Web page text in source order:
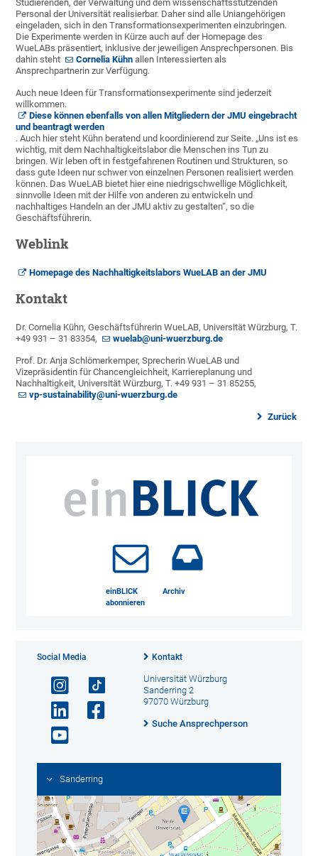
Studierenden, der Verwaltung und dem wissenschaftsstützenden
Personal der Universität realisierbar. Daher sind alle Uniangehörigen
eingeladen, sich in den Transformationsexperimenten einzubringen.
Die Experimente werden in Kürze auch auf der Homepage des
WueLABs präsentiert, inklusive der jeweiligen Ansprechpersonen. Bis
dahin steht
Cornelia Kühn allen Interessierten als
Ansprechpartnerin zur Verfügung.
Auch neue Ideen für Transformationsexperimente sind jederzeit
willkommen.
Diese können ebenfalls von allen Mitgliedern der JMU eingebracht
und beantragt werden
. Auch hier steht Kühn beratend und koordinierend zur Seite. „Uns ist es
wichtig, mit dem Nachhaltigkeitslabor die Menschen ins Tun zu
bringen. Wir leben oft in festgefahrenen Routinen und Strukturen, so
dass gute Ideen nur schwer von einzelnen Personen realisiert werden
können. Das WueLAB bietet hier eine niedrigschwellige Möglichkeit,
sinnvolle Ideen mit der Hilfe von anderen zu entwickeln und
nachhaltiges Handeln an der JMU aktiv zu gestalten“, so die
Geschäftsführerin.
Weblink
Homepage des Nachhaltigkeitslabors WueLAB an der JMU
Kontakt
Dr. Cornelia Kühn, Geschäftsführerin WueLAB, Universität Würzburg, T.
+49 931 – 31 83354,
wuelab@uni-wuerzburg.de
Prof. Dr. Anja Schlömerkemper, Sprecherin WueLAB und
Vizepräsidentin für Chancengleichheit, Karriereplanung und
Nachhaltigkeit, Universität Würzburg, T. +49 931 – 31 85255,
vp-sustainability@uni-wuerzburg.de
Zurück
einBLICK
abonnieren
Archiv
Social Media Kontakt
Universität Würzburg
Sanderring 2
97070 Würzburg
Suche Ansprechperson
Sanderring